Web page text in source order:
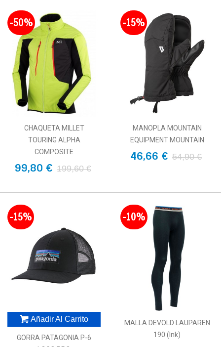
-50%
CHAQUETA MILLET
TOURING ALPHA
COMPOSITE
99,80 € 199,60 €
-15%
MANOPLA MOUNTAIN
EQUIPMENT MOUNTAIN
46,66 € 54,90 €
-15%
Añadir Al Carrito
GORRA PATAGONIA P-6
-10%
MALLA DEVOLD LAUPAREN
190 (Ink)